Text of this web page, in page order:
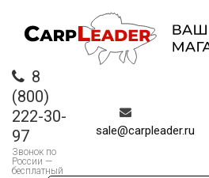
8
(800)
222-30-
97
Звонок по
России —
бесплатный
sale@carpleader.ru